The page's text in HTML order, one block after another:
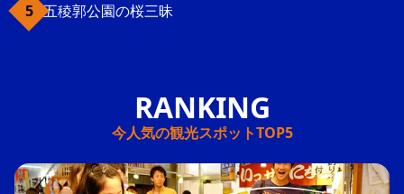
五稜郭公園の桜三昧
今人気の観光スポットTOP5